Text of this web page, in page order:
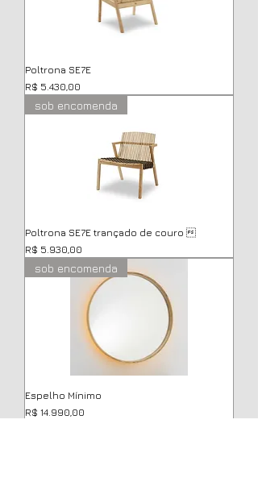
Poltrona SE7E
Preço
R$ 5.430,00
sob encomenda
Poltrona SE7E trançado de couro
Preço
R$ 5.930,00
sob encomenda
Espelho Mínimo
Preço
R$ 14.990,00